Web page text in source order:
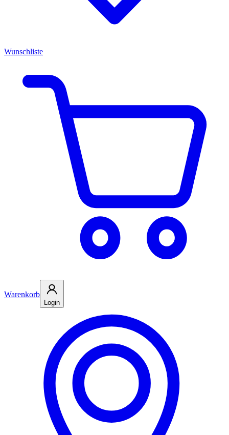
Wunschliste
Warenkorb
Login